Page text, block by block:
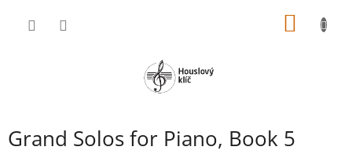
Grand Solos for Piano, Book 5